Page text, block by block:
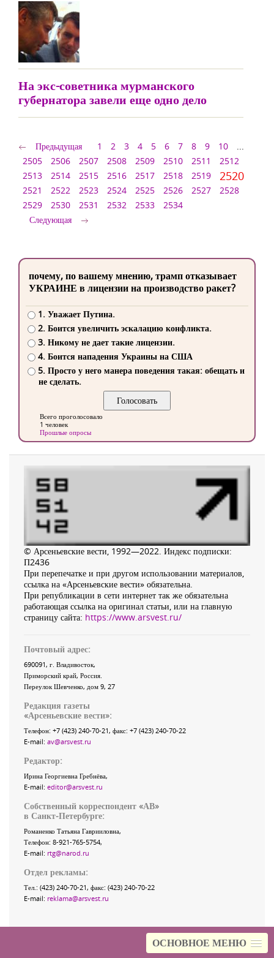
ОСНОВНОЕ МЕНЮ
На экс-советника мурманского
губернатора завели еще одно дело
Предыдущая 1 2 3 4 5 6 7 8 9 10
...
2505
2506 2507 2508 2509 2510 2511
2512
2513
2514 2515 2516 2517 2518 2519 2520
2521 2522 2523 2524 2525 2526 2527
2528
2529
2530 2531 2532 2533
2534
Следующая
почему, по вашему мнению, трамп отказывает
УКРАИНЕ в лицензии на производство ракет?
1. Уважает Путина.
2. Боится увеличить эскалацию конфликта.
3. Никому не дает такие лицензии.
4. Боится нападения Украины на США
5. Просто у него манера поведения такая: обещать и
не сделать.
Всего проголосовало
1 человек
Прошлые опросы
© Арсеньевские вести, 1992—2022. Индекс подписки:
П2436
При перепечатке и при другом использовании материалов,
ссылка на «Арсеньевские вести» обязательна.
При републикации в сети интернет так же обязательна
работающая ссылка на оригинал статьи, или на главную
страницу сайта: https://www.arsvest.ru/
Почтовый адрес:
690091, г. Владивосток,
Приморский край, Россия
Переулок Шевченко, дом 9, 27
Редакция газеты
«Арсеньевские вести»:
Телефон: +7 (423) 240-70-21, факс: +7 (423) 240-70-22
E-mail: av@arsvest.ru
Редактор:
Ирина Георгиевна Гребнёва,
E-mail: editor@arsvest.ru
Собственный корреспондент «АВ»
в Санкт-Петербурге:
Романенко Татьяна Гаврииловна,
Телефон: 8-921-765-5754,
E-mail: rtg@narod.ru
Отдел рекламы:
Тел.: (423) 240-70-21, факс: (423) 240-70-22
E-mail: reklama@arsvest.ru